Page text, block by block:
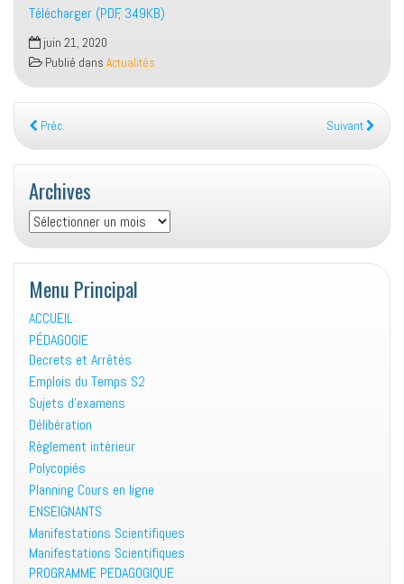
Télécharger (PDF, 349KB)
juin 21, 2020
Publié dans Actualités
Préc. Suivant
Archives
Archives
Menu Principal
ACCUEIL
PÉDAGOGIE
Decrets et Arrêtés
Emplois du Temps S2
Sujets d’examens
Délibération
Règlement intérieur
Polycopiés
Planning Cours en ligne
ENSEIGNANTS
Manifestations Scientifiques
Manifestations Scientifiques
PROGRAMME PEDAGOGIQUE